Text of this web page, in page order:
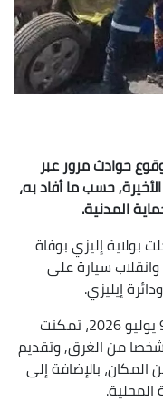
إثر وقوع حوادث مرور عبر
خلال الـ24 ساعة الأخيرة, حسب ما أفاد به،
المدنية.
إليزي بوفاة
وانقلاب سيارة على
وخلال نفس الفترة الممتدة من 8 إلى 9 يوليو 2026، تمكنت
المدنية, من إنقاذ 474 شخصا من الغرق, وتقديم
في عين المكان، بالإضافة إلى